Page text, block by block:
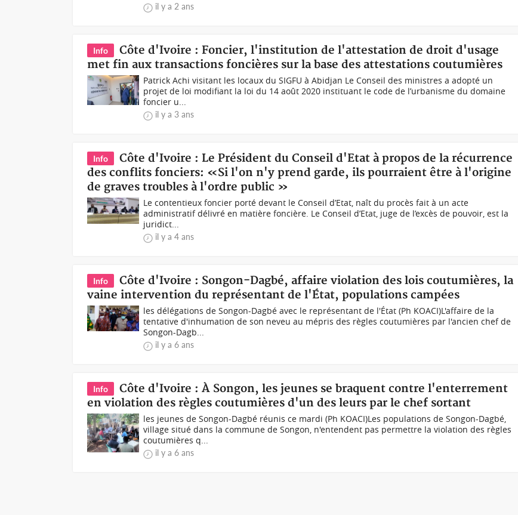
il y a 2 ans
Info
Côte d'Ivoire : Foncier, l'institution de l'attestation de droit d'usage
met fin aux transactions foncières sur la base des attestations coutumières
Patrick Achi visitant les locaux du SIGFU à Abidjan Le Conseil des ministres a adopté un
projet de loi modifiant la loi du 14 août 2020 instituant le code de l’urbanisme du domaine
foncier u...
il y a 3 ans
Info
Côte d'Ivoire : Le Président du Conseil d'Etat à propos de la récurrence
des conflits fonciers: «Si l'on n'y prend garde, ils pourraient être à l'origine
de graves troubles à l'ordre public »
Le contentieux foncier porté devant le Conseil d’Etat, naît du procès fait à un acte
administratif délivré en matière foncière. Le Conseil d’Etat, juge de l’excès de pouvoir, est la
juridict...
il y a 4 ans
Info
Côte d'Ivoire : Songon-Dagbé, affaire violation des lois coutumières, la
vaine intervention du représentant de l'État, populations campées
les délégations de Songon-Dagbé avec le représentant de l'État (Ph KOACI)L'affaire de la
tentative d'inhumation de son neveu au mépris des règles coutumières par l'ancien chef de
Songon-Dagb...
il y a 6 ans
Info
Côte d'Ivoire : À Songon, les jeunes se braquent contre l'enterrement
en violation des règles coutumières d'un des leurs par le chef sortant
les jeunes de Songon-Dagbé réunis ce mardi (Ph KOACI)Les populations de Songon-Dagbé,
village situé dans la commune de Songon, n'entendent pas permettre la violation des règles
coutumières q...
il y a 6 ans